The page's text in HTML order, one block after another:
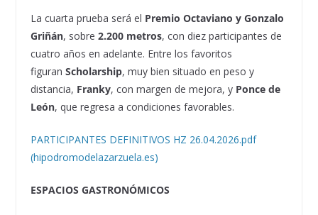
La cuarta prueba será el Premio Octaviano y Gonzalo
Griñán, sobre 2.200 metros, con diez participantes de
cuatro años en adelante. Entre los favoritos
figuran Scholarship, muy bien situado en peso y
distancia, Franky, con margen de mejora, y Ponce de
León, que regresa a condiciones favorables.
PARTICIPANTES DEFINITIVOS HZ 26.04.2026.pdf
(hipodromodelazarzuela.es)
ESPACIOS GASTRONÓMICOS